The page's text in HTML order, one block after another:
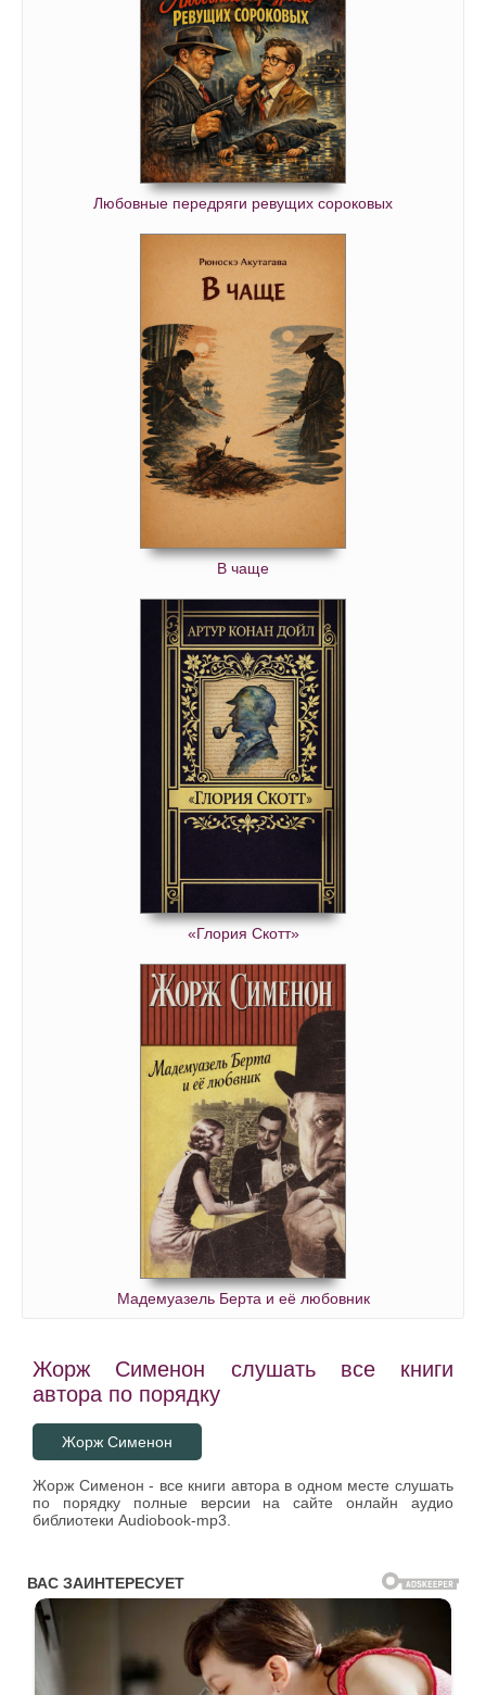
Любовные передряги ревущих сороковых
В чаще
«Глория Скотт»
Мадемуазель Берта и её любовник
Жорж Сименон слушать все книги
автора по порядку
Жорж Сименон
Жорж Сименон - все книги автора в одном месте слушать
по порядку полные версии на сайте онлайн аудио
библиотеки Audiobook-mp3.